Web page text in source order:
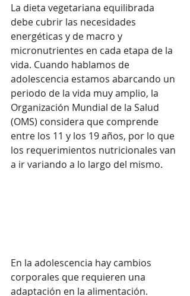
La dieta vegetariana equilibrada
debe cubrir las necesidades
energéticas y de macro y
micronutrientes en cada etapa de la
vida. Cuando hablamos de
adolescencia estamos abarcando un
periodo de la vida muy amplio, la
Organización Mundial de la Salud
(OMS) considera que comprende
entre los 11 y los 19 años, por lo que
los requerimientos nutricionales van
a ir variando a lo largo del mismo.
En la adolescencia hay cambios
corporales que requieren una
adaptación en la alimentación.